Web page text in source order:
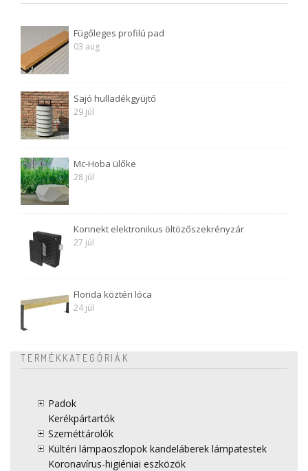
Fügőleges profilú pad
03 aug
Sajó hulladékgyüjtő
29 júl
Mc-Hoba ülőke
28 júl
Konnekt elektronikus öltözőszekrényzár
27 júl
Florida köztéri lóca
24 júl
TERMÉKKATEGÓRIÁK
Padok
Kerékpártartók
Szeméttárolók
Kültéri lámpaoszlopok kandeláberek lámpatestek
Koronavírus-higiéniai eszközök